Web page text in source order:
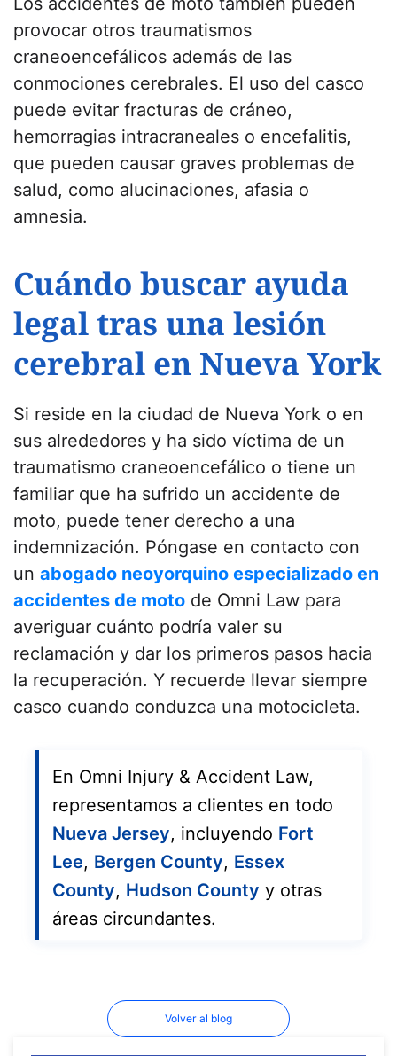
provocar otros traumatismos
craneoencefálicos además de las
conmociones cerebrales. El uso del casco
puede evitar fracturas de cráneo,
hemorragias intracraneales o encefalitis,
que pueden causar graves problemas de
salud, como alucinaciones, afasia o
amnesia.
Cuándo buscar ayuda
legal tras una lesión
cerebral en Nueva York
Si reside en la ciudad de Nueva York o en
sus alrededores y ha sido víctima de un
traumatismo craneoencefálico o tiene un
familiar que ha sufrido un accidente de
moto, puede tener derecho a una
indemnización. Póngase en contacto con
un abogado neoyorquino especializado en
accidentes de moto de Omni Law para
averiguar cuánto podría valer su
reclamación y dar los primeros pasos hacia
la recuperación. Y recuerde llevar siempre
casco cuando conduzca una motocicleta.
En Omni Injury & Accident Law,
representamos a clientes en todo
Nueva Jersey, incluyendo Fort
Lee, Bergen County, Essex
County, Hudson County y otras
áreas circundantes.
Volver al blog